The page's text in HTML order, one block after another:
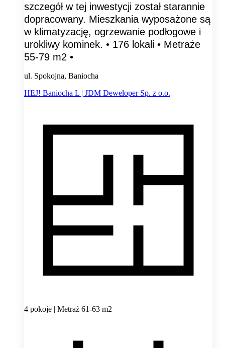
szczegół w tej inwestycji został starannie
dopracowany. Mieszkania wyposażone są
w klimatyzację, ogrzewanie podłogowe i
urokliwy kominek. • 176 lokali • Metraże
55-79 m2 •
ul. Spokojna, Baniocha
HEJ! Baniocha L | JDM Deweloper Sp. z o.o.
4 pokoje | Metraż 61-63 m2